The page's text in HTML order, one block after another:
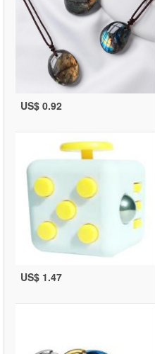
US$ 0.92
US$ 1.47